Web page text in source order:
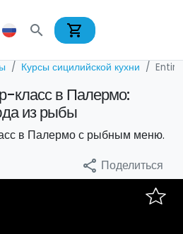
search shopping_cart
Курсы сицилийской кухни
класс в Палермо:
из рыбы
в Палермо с рыбным меню.
share Поделиться